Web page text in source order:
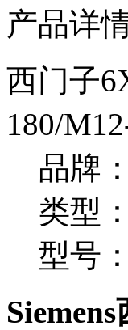
产品详
西门子
180/
品牌
类型
型号